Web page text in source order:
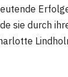
sie durch